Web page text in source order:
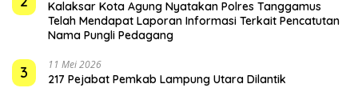
Kalaksar Kota Agung Nyatakan Polres Tanggamus
Telah Mendapat Laporan Informasi Terkait Pencatutan
Nama Pungli Pedagang
3 11 Mei 2026
217 Pejabat Pemkab Lampung Utara Dilantik